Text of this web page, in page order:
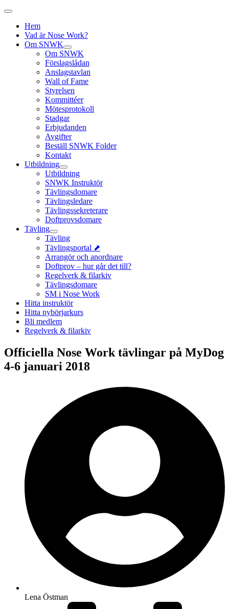
Hem
Vad är Nose Work?
Om SNWK
Om SNWK
Förslagslådan
Anslagstavlan
Wall of Fame
Styrelsen
Kommittéer
Mötesprotokoll
Stadgar
Erbjudanden
Avgifter
Beställ SNWK Folder
Kontakt
Utbildning
Utbildning
SNWK Instruktör
Tävlingsdomare
Tävlingsledare
Tävlingssekreterare
Doftprovsdomare
Tävling
Tävling
Tävlingsportal ⬈
Arrangör och anordnare
Doftprov – hur går det till?
Regelverk & filarkiv
Tävlingsdomare
SM i Nose Work
Hitta instruktör
Hitta nybörjarkurs
Bli medlem
Regelverk & filarkiv
Officiella Nose Work tävlingar på MyDog
4-6 januari 2018
Lena Östman